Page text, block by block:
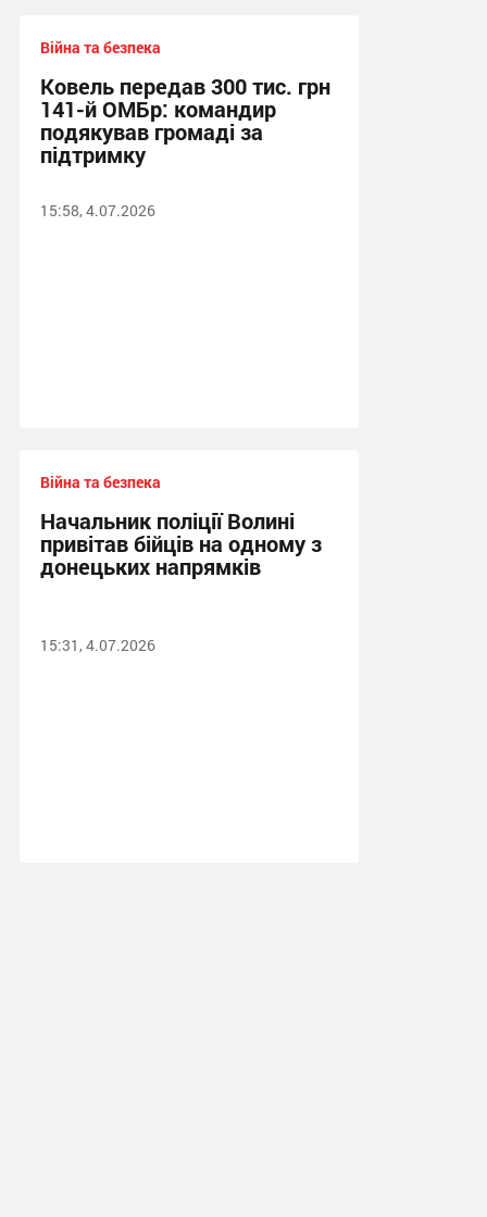
Війна та безпека
Ковель передав 300 тис. грн
141-й ОМБр: командир
подякував громаді за
підтримку
15:58, 4.07.2026
Війна та безпека
Начальник поліції Волині
привітав бійців на одному з
донецьких напрямків
15:31, 4.07.2026